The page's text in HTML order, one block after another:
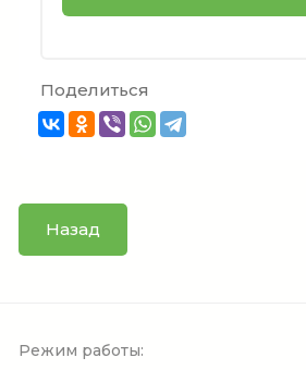
Поделиться
Назад
Режим работы: